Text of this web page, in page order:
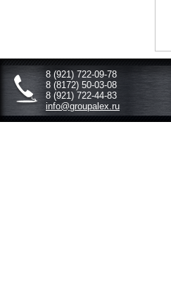
8 (921) 722-09-78
8 (8172) 50-03-08
8 (921) 722-44-83
info@groupalex.ru